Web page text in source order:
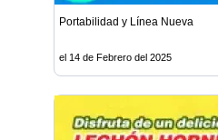
Portabilidad y Línea Nueva
el 14 de Febrero del 2025